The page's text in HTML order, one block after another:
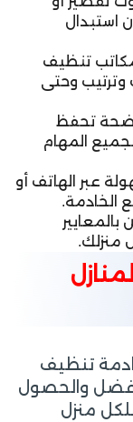
استبدال
تنظيف
وحتى
تحفظ
المهام
عبر الهاتف أو
الخادمة.
منزلك.
تنظيف
والحصول
منزل